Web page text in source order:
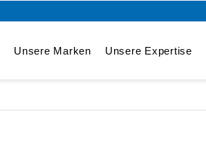
Unsere Marken Unsere Expertise